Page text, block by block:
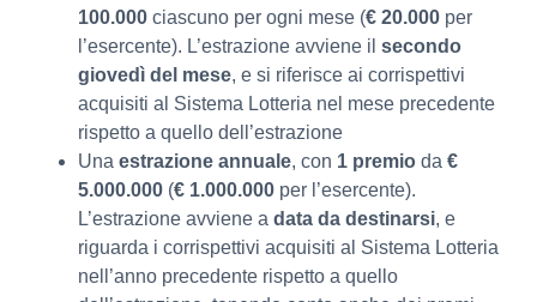
100.000 ciascuno per ogni mese (€ 20.000 per
l’esercente). L’estrazione avviene il secondo
giovedì del mese, e si riferisce ai corrispettivi
acquisiti al Sistema Lotteria nel mese precedente
rispetto a quello dell’estrazione
Una estrazione annuale, con 1 premio da €
5.000.000 (€ 1.000.000 per l’esercente).
L’estrazione avviene a data da destinarsi, e
riguarda i corrispettivi acquisiti al Sistema Lotteria
nell’anno precedente rispetto a quello